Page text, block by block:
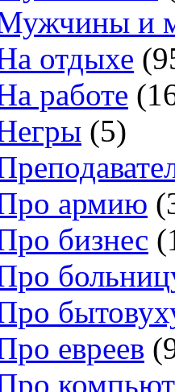
и
отдыхе
работе
(5)
армию
бизнес
евреев